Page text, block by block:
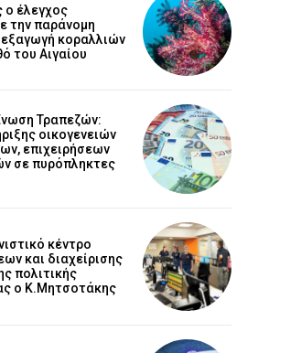
έλεγχος
την παράνομη
εξαγωγή κοραλλιών
του Αιγαίου
Τραπεζών:
οικογενειών
επιχειρήσεων
σε πυρόπληκτες
κέντρο
και διαχείρισης
πολιτικής
ο Κ.Μητσοτάκης